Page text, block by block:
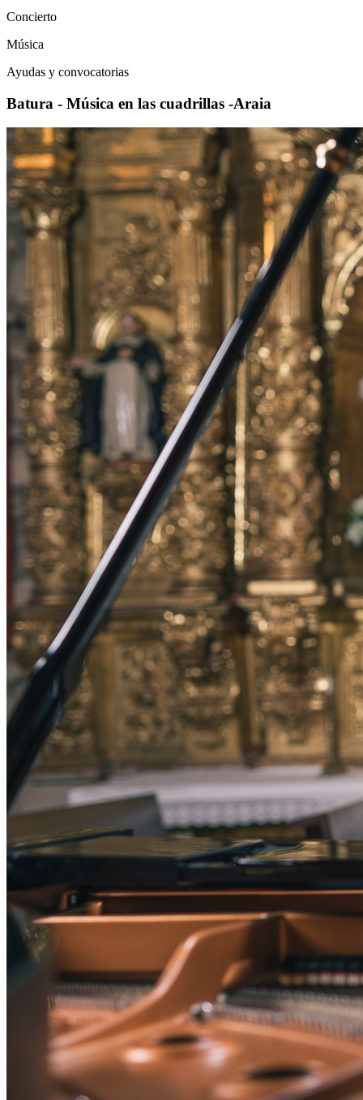
Concierto
Música
Ayudas y convocatorias
Batura - Música en las cuadrillas -Araia